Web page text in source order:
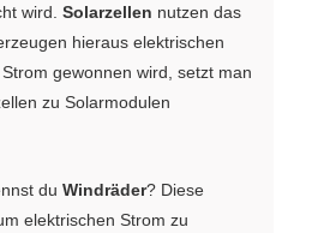
wird. Solarzellen nutzen das
hieraus elektrischen
gewonnen wird, setzt man
zu Solarmodulen
du Windräder? Diese
elektrischen Strom zu